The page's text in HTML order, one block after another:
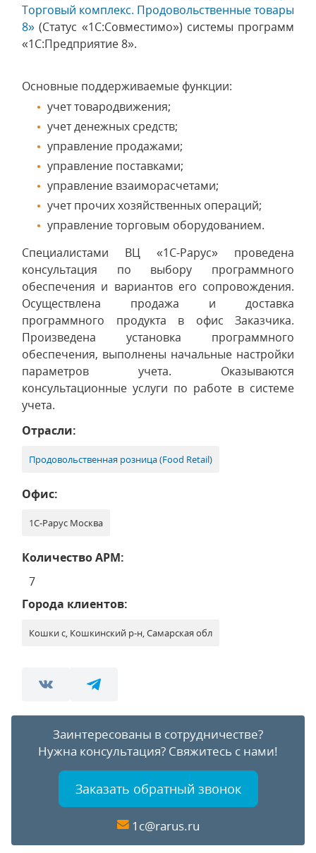
Торговый комплекс. Продовольственные товары
8» (Статус «1С:Совместимо») системы программ
«1С:Предприятие 8».
Основные поддерживаемые функции:
учет товародвижения;
учет денежных средств;
управление продажами;
управление поставками;
управление взаиморасчетами;
учет прочих хозяйственных операций;
управление торговым оборудованием.
Специалистами ВЦ «1С-Рарус» проведена
консультация по выбору программного
обеспечения и вариантов его сопровождения.
Осуществлена продажа и доставка
программного продукта в офис Заказчика.
Произведена установка программного
обеспечения, выполнены начальные настройки
параметров учета. Оказываются
консультационные услуги по работе в системе
учета.
Отрасли:
Продовольственная розница (Food Retail)
Офис:
1С-Рарус Москва
Количество АРМ:
7
Города клиентов:
Кошки с, Кошкинский р-н, Самарская обл
Заинтересованы в сотрудничестве?
Нужна консультация? Свяжитесь с нами!
Заказать обратный звонок
1c@rarus.ru